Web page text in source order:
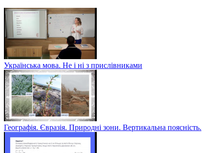
Українська мова. Не і ні з прислівниками
Географія. Євразія. Природні зони. Вертикальна поясність.